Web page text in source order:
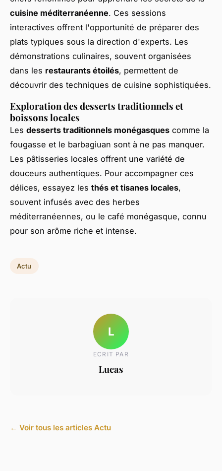
cuisine méditerranéenne. Ces sessions
interactives offrent l'opportunité de préparer des
plats typiques sous la direction d'experts. Les
démonstrations culinaires, souvent organisées
dans les restaurants étoilés, permettent de
découvrir des techniques de cuisine sophistiquées.
Exploration des desserts traditionnels et
boissons locales
Les desserts traditionnels monégasques comme la
fougasse et le barbagiuan sont à ne pas manquer.
Les pâtisseries locales offrent une variété de
douceurs authentiques. Pour accompagner ces
délices, essayez les thés et tisanes locales,
souvent infusés avec des herbes
méditerranéennes, ou le café monégasque, connu
pour son arôme riche et intense.
Actu
L
ECRIT PAR
Lucas
← Voir tous les articles Actu